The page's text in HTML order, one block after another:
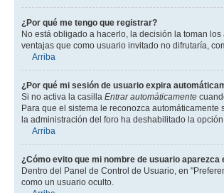
¿Por qué me tengo que registrar?
No está obligado a hacerlo, la decisión la toman
ventajas que como usuario invitado no difrutaría,
Arriba
¿Por qué mi sesión de usuario expira
Si no activa la casilla Entrar automáticamente
Para que el sistema le reconozca
la administración del foro ha deshabilitado la opción.
Arriba
¿Cómo evito que mi nombre de usuario
Dentro del Panel de Control de Usuario, en
como un usuario oculto.